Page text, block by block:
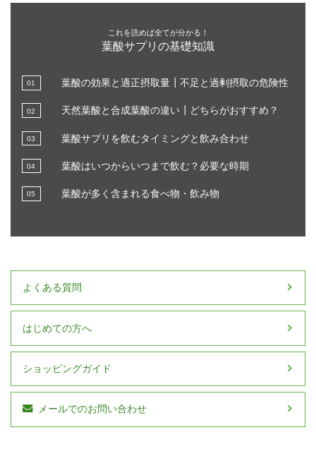
これを読めば全てが分かる！
葉酸サプリの基礎知識
葉酸の効果と適正摂取量┃不足と過剰摂取の危険性
天然葉酸と合成葉酸の違い┃どちらがおすすめ？
葉酸サプリを飲むタイミングと飲み合わせ
葉酸はいつからいつまで飲む？必要な時期
葉酸が多く含まれる食べ物・飲み物
よくある質問
はじめての方へ
ショッピングガイド
メールでのお問い合わせ